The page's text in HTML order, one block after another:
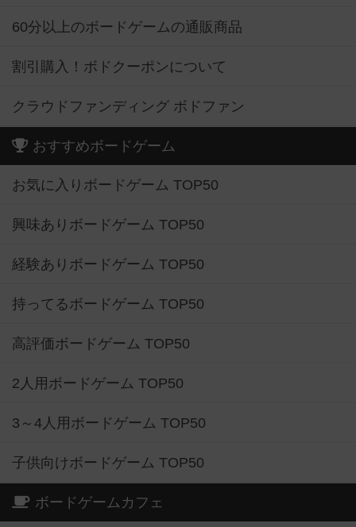
60分以上のボードゲームの通販商品
割引購入！ボドクーポンについて
クラウドファンディング ボドファン
おすすめボードゲーム
お気に入りボードゲーム TOP50
興味ありボードゲーム TOP50
経験ありボードゲーム TOP50
持ってるボードゲーム TOP50
高評価ボードゲーム TOP50
2人用ボードゲーム TOP50
3～4人用ボードゲーム TOP50
子供向けボードゲーム TOP50
ボードゲームカフェ